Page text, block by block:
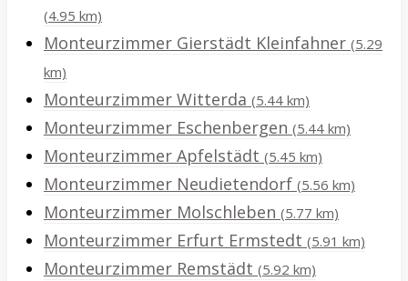
(4.95 km)
Monteurzimmer Gierstädt Kleinfahner (5.29
km)
Monteurzimmer Witterda (5.44 km)
Monteurzimmer Eschenbergen (5.44 km)
Monteurzimmer Apfelstädt (5.45 km)
Monteurzimmer Neudietendorf (5.56 km)
Monteurzimmer Molschleben (5.77 km)
Monteurzimmer Erfurt Ermstedt (5.91 km)
Monteurzimmer Remstädt (5.92 km)